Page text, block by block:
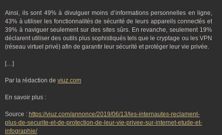
Ainsi, ils sont 49% à divulguer moins d’informations personnelles en ligne,
43% à utiliser les fonctionnalités de sécurité de leurs appareils connectés et
39% à naviguer seulement sur des sites sûrs. En revanche, seulement 19%
déclarent utiliser des outils plus sophistiqués tels que le cryptage ou les VPN
(réseau virtuel privé) afin de garantir leur sécurité et protéger leur vie privée.
[…]
Par la rédaction de viuz.com
En savoir plus :
Source : https://viuz.com/annonce/2019/06/13/les-internautes-reclament-
plus-de-securite-et-de-protection-de-leur-vie-privee-sur-internet-etude-et-
infographie/